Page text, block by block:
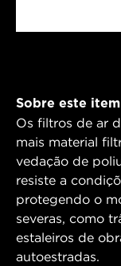
Sobre este item
Os filtros de ar
mais material
vedação de
resiste a
protegendo o
severas, como
estaleiros de
autoestradas.